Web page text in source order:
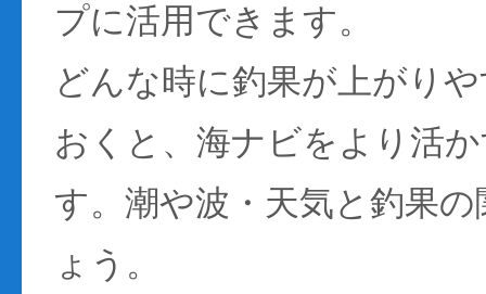
プに活用できます。
どんな時に釣果が上がり
おくと、海ナビをより活
す。潮や波・天気と釣果
ょう。